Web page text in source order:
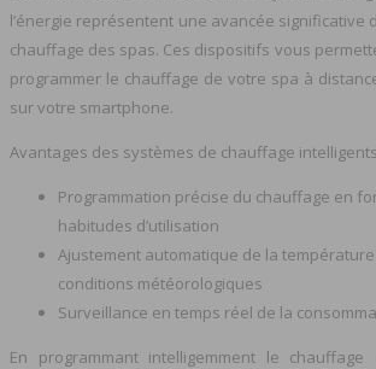
l’énergie représentent une avancée significative
chauffage des spas. Ces dispositifs vous
programmer le chauffage de votre spa à
sur votre smartphone.
Avantages des systèmes de chauffage
Programmation précise du chauffage en
habitudes d’utilisation
Ajustement automatique de la
conditions météorologiques
Surveillance en temps réel de la
En programmant intelligemment le